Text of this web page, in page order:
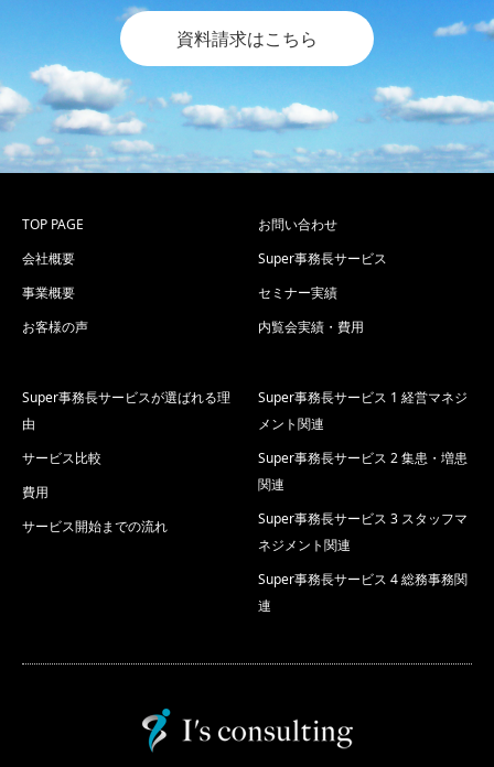
資料請求はこちら
TOP PAGE
会社概要
事業概要
お客様の声
お問い合わせ
Super事務長サービス
セミナー実績
内覧会実績・費用
Super事務長サービスが選ばれる理
由
サービス比較
費用
サービス開始までの流れ
Super事務長サービス 1 経営マネジ
メント関連
Super事務長サービス 2 集患・増患
関連
Super事務長サービス 3 スタッフマ
ネジメント関連
Super事務長サービス 4 総務事務関
連